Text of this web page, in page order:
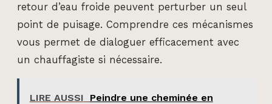
retour d’eau froide peuvent perturber un seul
point de puisage. Comprendre ces mécanismes
vous permet de dialoguer efficacement avec
un chauffagiste si nécessaire.
LIRE AUSSI
Peindre une cheminée en